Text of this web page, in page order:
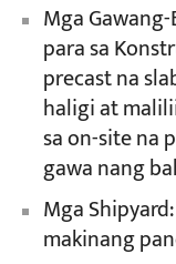
Mga
para sa
precast na
haligi at
sa on-site na
gawa nang
Mga
makinang